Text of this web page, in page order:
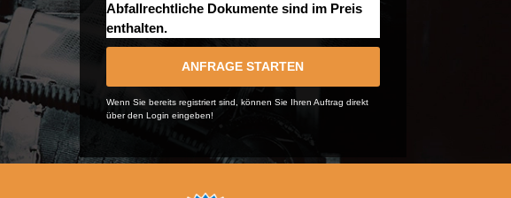
Abfallrechtliche Dokumente sind im Preis
enthalten.
ANFRAGE STARTEN
Wenn Sie bereits registriert sind, können Sie Ihren Auftrag direkt
über den Login eingeben!